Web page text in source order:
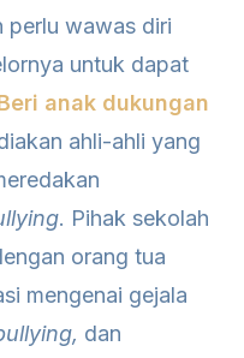
perlu wawas diri
untuk dapat
anak dukungan
ahli-ahli yang
. Pihak sekolah
orang tua
mengenai gejala
dan